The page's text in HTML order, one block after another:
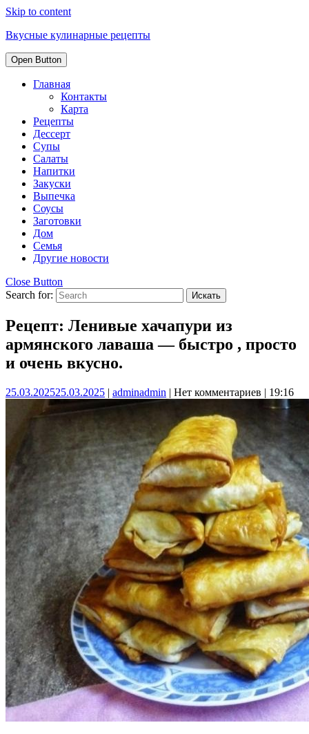
Skip to content
Вкусные кулинарные рецепты
Open Button
Главная
Контакты
Карта
Рецепты
Дессерт
Супы
Салаты
Напитки
Закуски
Выпечка
Соусы
Заготовки
Дом
Семья
Другие новости
Close Button
Search for:
Рецепт: Ленивые хачапури из
армянского лаваша — быстро , просто
и очень вкусно.
25.03.202525.03.2025 | adminadmin | Нет комментариев | 19:16